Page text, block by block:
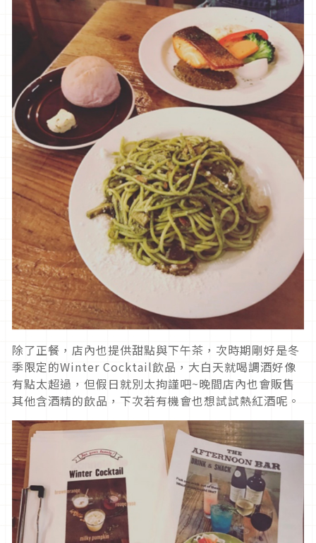
除了正餐，店內也提供甜點與下午茶，次時期剛好是冬
季限定的Winter Cocktail飲品，大白天就喝調酒好像
有點太超過，但假日就別太拘謹吧~晚間店內也會販售
其他含酒精的飲品，下次若有機會也想試試熱紅酒呢。